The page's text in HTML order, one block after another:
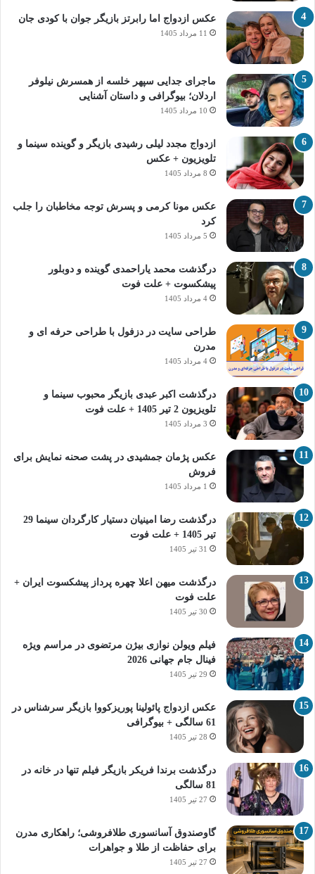
عکس ازدواج اما رابرتز بازیگر جوان با کودی جان
11 مرداد 1405
ماجرای جدایی سپهر خلسه از همسرش نیلوفر
اردلان؛ بیوگرافی و داستان آشنایی
10 مرداد 1405
ازدواج مجدد لیلی رشیدی بازیگر و گوینده سینما و
تلویزیون + عکس
8 مرداد 1405
عکس مونا کرمی و پسرش توجه مخاطبان را جلب
کرد
5 مرداد 1405
درگذشت محمد یاراحمدی گوینده و دوبلور
پیشکسوت + علت فوت
4 مرداد 1405
طراحی سایت در دزفول با طراحی حرفه‌ ای و
مدرن
4 مرداد 1405
درگذشت اکبر عبدی بازیگر محبوب سینما و
تلویزیون 2 تیر 1405 + علت فوت
3 مرداد 1405
عکس پژمان جمشیدی در پشت صحنه نمایش برای
فروش
1 مرداد 1405
درگذشت رضا امینیان دستیار کارگردان سینما 29
تیر 1405 + علت فوت
31 تیر 1405
درگذشت میهن اعلا چهره پرداز پیشکسوت ایران +
علت فوت
30 تیر 1405
فیلم ویولن نوازی بیژن مرتضوی در مراسم ویژه
فینال جام جهانی 2026
29 تیر 1405
عکس ازدواج پائولینا پوریزکووا بازیگر سرشناس در
61 سالگی + بیوگرافی
28 تیر 1405
درگذشت برندا فریکر بازیگر فیلم تنها در خانه در
81 سالگی
27 تیر 1405
گاوصندوق آسانسوری طلافروشی؛ راهکاری مدرن
برای حفاظت از طلا و جواهرات
27 تیر 1405